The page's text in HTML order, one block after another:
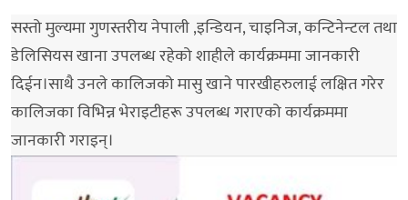
सस्तो मुल्यमा गुणस्तरीय नेपाली ,इन्डियन, चाइनिज, कन्टिनेन्टल तथा
डेलिसियस खाना उपलब्ध रहेको शाहीले कार्यक्रममा जानकारी
दिईन।साथै उनले कालिजको मासु खाने पारखीहरुलाई लक्षित गरेर
कालिजका विभिन्न भेराइटीहरू उपलब्ध गराएको कार्यक्रममा
जानकारी गराइन्।